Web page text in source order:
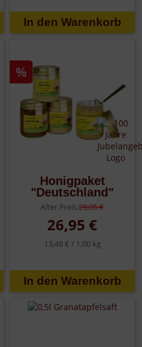
%
Honigpaket
"Deutschland"
Alter Preis:29,05 €
26,95 €
13,48 € / 1,00 kg